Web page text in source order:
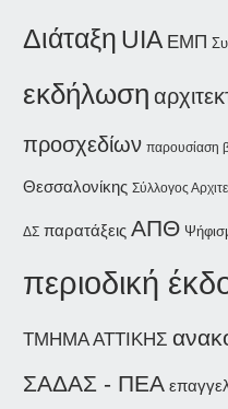
Διάταξη UIA ΕΜΠ
εκδήλωση
προσχεδίων παρουσίαση
Θεσσαλονίκης Σύλλογος
ΔΣ παρατάξεις ΑΠΘ
περιοδική
ΤΜΗΜΑ ΑΤΤΙΚΗΣ
ΣΑΔΑΣ - ΠΕΑ